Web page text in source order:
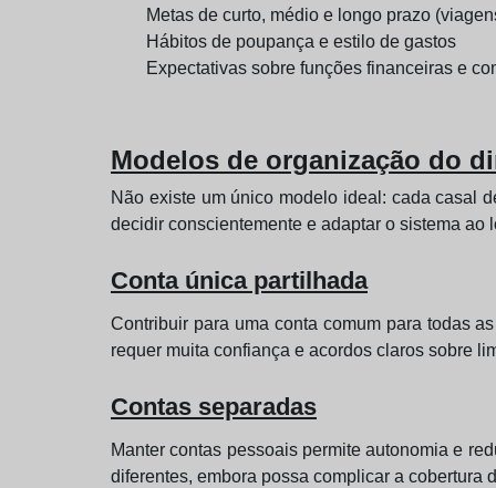
Metas de curto, médio e longo prazo
Hábitos de poupança e estilo de gastos
Expectativas sobre funções financeiras e
Modelos de organização do
Não existe um único modelo ideal: cada casal
decidir conscientemente e adaptar o sistema ao
Conta única partilhada
Contribuir para uma conta comum para todas
requer muita confiança e acordos claros sobre
Contas separadas
Manter contas pessoais permite autonomia e
diferentes, embora possa complicar a cobertura